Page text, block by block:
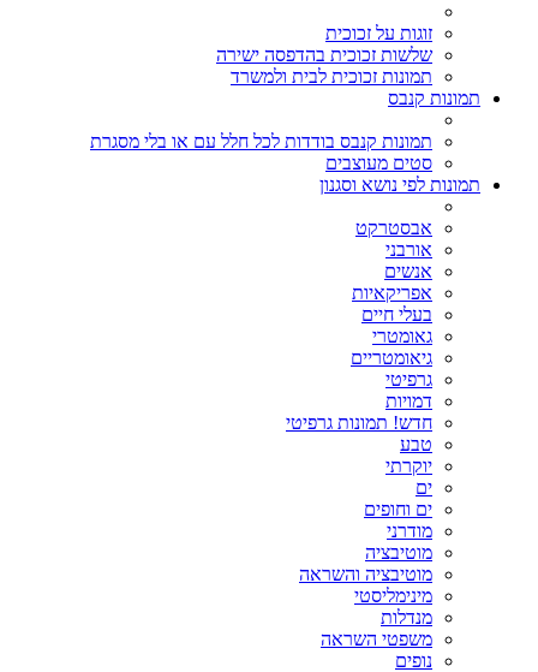
זוגות על זכוכית
שלשות זכוכית בהדפסה ישירה
תמונות זכוכית לבית ולמשרד
תמונות קנבס
תמונות קנבס בודדות לכל חלל עם או בלי מסגרת
סטים מעוצבים
תמונות לפי נושא וסגנון
אבסטרקט
אורבני
אנשים
אפריקאיות
בעלי חיים
גאומטרי
גיאומטריים
גרפיטי
דמויות
חדש! תמונות גרפיטי
טבע
יוקרתי
ים
ים וחופים
מודרני
מוטיבציה
מוטיבציה והשראה
מינימליסטי
מנדלות
משפטי השראה
נופים